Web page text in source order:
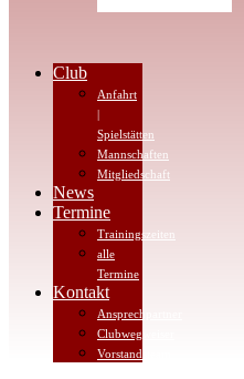
Club
Anfahrt
|
Spielstätten
Mannschaften
Mitgliedschaft
News
Termine
Trainingszeiten
alle
Termine
Kontakt
Ansprechpartner
Clubwegweiser
Vorstandsteam